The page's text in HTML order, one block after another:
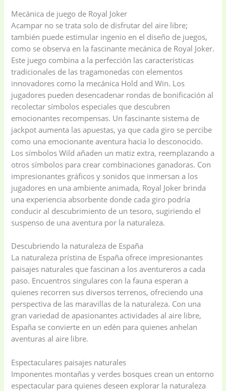
Mecánica de juego de Royal Joker
Acampar no se trata solo de disfrutar del aire libre;
también puede estimular ingenio en el diseño de juegos,
como se observa en la fascinante mecánica de Royal Joker.
Este juego combina a la perfección las características
tradicionales de las tragamonedas con elementos
innovadores como la mecánica Hold and Win. Los
jugadores pueden desencadenar rondas de bonificación al
recolectar símbolos especiales que descubren
emocionantes recompensas. Un fascinante sistema de
jackpot aumenta las apuestas, ya que cada giro se percibe
como una emocionante aventura hacia lo desconocido.
Los símbolos Wild añaden un matiz extra, reemplazando a
otros símbolos para crear combinaciones ganadoras. Con
impresionantes gráficos y sonidos que inmersan a los
jugadores en una ambiente animada, Royal Joker brinda
una experiencia absorbente donde cada giro podría
conducir al descubrimiento de un tesoro, sugiriendo el
suspenso de una aventura por la naturaleza.
Descubriendo la naturaleza de España
La naturaleza prístina de España ofrece impresionantes
paisajes naturales que fascinan a los aventureros a cada
paso. Encuentros singulares con la fauna esperan a
quienes recorren sus diversos terrenos, ofreciendo una
perspectiva de las maravillas de la naturaleza. Con una
gran variedad de apasionantes actividades al aire libre,
España se convierte en un edén para quienes anhelan
aventuras al aire libre.
Espectaculares paisajes naturales
Imponentes montañas y verdes bosques crean un entorno
espectacular para quienes deseen explorar la naturaleza